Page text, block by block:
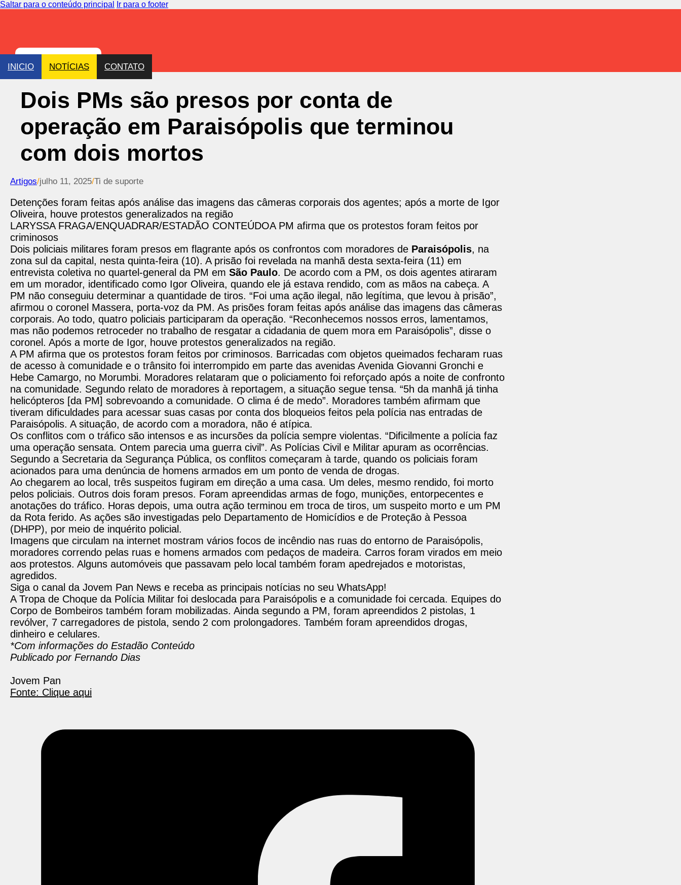
Saltar para o conteúdo principal Ir para o footer
INICIO NOTÍCIAS CONTATO
Dois PMs são presos por conta de
operação em Paraisópolis que terminou
com dois mortos
Artigos/julho 11, 2025/Ti de suporte
Detenções foram feitas após análise das imagens das câmeras corporais dos agentes; após a morte de Igor
Oliveira, houve protestos generalizados na região
LARYSSA FRAGA/ENQUADRAR/ESTADÃO CONTEÚDOA PM afirma que os protestos foram feitos por
criminosos
Dois policiais militares foram presos em flagrante após os confrontos com moradores de Paraisópolis, na
zona sul da capital, nesta quinta-feira (10). A prisão foi revelada na manhã desta sexta-feira (11) em
entrevista coletiva no quartel-general da PM em São Paulo. De acordo com a PM, os dois agentes atiraram
em um morador, identificado como Igor Oliveira, quando ele já estava rendido, com as mãos na cabeça. A
PM não conseguiu determinar a quantidade de tiros. “Foi uma ação ilegal, não legítima, que levou à prisão”,
afirmou o coronel Massera, porta-voz da PM. As prisões foram feitas após análise das imagens das câmeras
corporais. Ao todo, quatro policiais participaram da operação. “Reconhecemos nossos erros, lamentamos,
mas não podemos retroceder no trabalho de resgatar a cidadania de quem mora em Paraisópolis”, disse o
coronel. Após a morte de Igor, houve protestos generalizados na região.
A PM afirma que os protestos foram feitos por criminosos. Barricadas com objetos queimados fecharam ruas
de acesso à comunidade e o trânsito foi interrompido em parte das avenidas Avenida Giovanni Gronchi e
Hebe Camargo, no Morumbi. Moradores relataram que o policiamento foi reforçado após a noite de confronto
na comunidade. Segundo relato de moradores à reportagem, a situação segue tensa. “5h da manhã já tinha
helicópteros [da PM] sobrevoando a comunidade. O clima é de medo”. Moradores também afirmam que
tiveram dificuldades para acessar suas casas por conta dos bloqueios feitos pela polícia nas entradas de
Paraisópolis. A situação, de acordo com a moradora, não é atípica.
Os conflitos com o tráfico são intensos e as incursões da polícia sempre violentas. “Dificilmente a polícia faz
uma operação sensata. Ontem parecia uma guerra civil”. As Polícias Civil e Militar apuram as ocorrências.
Segundo a Secretaria da Segurança Pública, os conflitos começaram à tarde, quando os policiais foram
acionados para uma denúncia de homens armados em um ponto de venda de drogas.
Ao chegarem ao local, três suspeitos fugiram em direção a uma casa. Um deles, mesmo rendido, foi morto
pelos policiais. Outros dois foram presos. Foram apreendidas armas de fogo, munições, entorpecentes e
anotações do tráfico. Horas depois, uma outra ação terminou em troca de tiros, um suspeito morto e um PM
da Rota ferido. As ações são investigadas pelo Departamento de Homicídios e de Proteção à Pessoa
(DHPP), por meio de inquérito policial.
Imagens que circulam na internet mostram vários focos de incêndio nas ruas do entorno de Paraisópolis,
moradores correndo pelas ruas e homens armados com pedaços de madeira. Carros foram virados em meio
aos protestos. Alguns automóveis que passavam pelo local também foram apedrejados e motoristas,
agredidos.
Siga o canal da Jovem Pan News e receba as principais notícias no seu WhatsApp!
A Tropa de Choque da Polícia Militar foi deslocada para Paraisópolis e a comunidade foi cercada. Equipes do
Corpo de Bombeiros também foram mobilizadas. Ainda segundo a PM, foram apreendidos 2 pistolas, 1
revólver, 7 carregadores de pistola, sendo 2 com prolongadores. Também foram apreendidos drogas,
dinheiro e celulares.
*Com informações do Estadão Conteúdo
Publicado por Fernando Dias
Jovem Pan
Fonte: Clique aqui